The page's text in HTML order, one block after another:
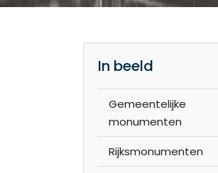
In beeld
Gemeentelijke
monumenten
Rijksmonumenten